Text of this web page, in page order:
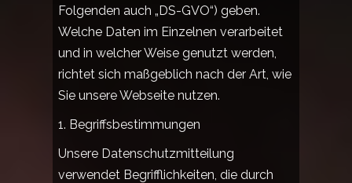
Folgenden auch „DS-GVO“) geben.
Welche Daten im Einzelnen verarbeitet
und in welcher Weise genutzt werden,
richtet sich maßgeblich nach der Art, wie
Sie unsere Webseite nutzen.
1. Begriffsbestimmungen
Unsere Datenschutzmitteilung
verwendet Begrifflichkeiten, die durch